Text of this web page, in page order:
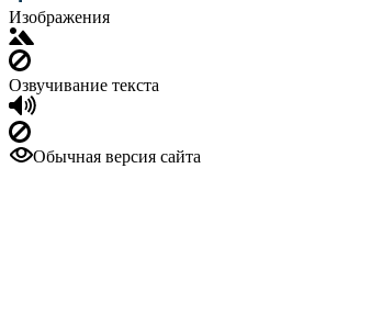
Изображения
Озвучивание текста
Обычная версия сайта